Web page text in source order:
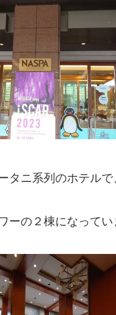
タニ系列のホテルで
ーの２棟になってい